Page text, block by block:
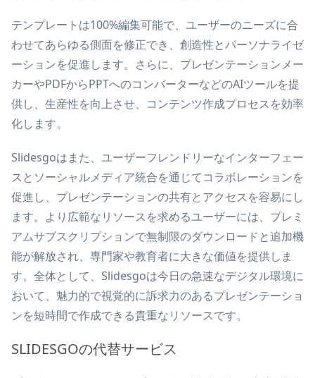
テンプレートは100%編集可能で、ユーザーのニーズに合
わせてあらゆる側面を修正でき、創造性とパーソナライゼ
ーションを促進します。さらに、プレゼンテーションメー
カーやPDFからPPTへのコンバーターなどのAIツールを提
供し、生産性を向上させ、コンテンツ作成プロセスを効率
化します。
Slidesgoはまた、ユーザーフレンドリーなインターフェー
スとソーシャルメディア統合を通じてコラボレーションを
促進し、プレゼンテーションの共有とアクセスを容易にし
ます。より広範なリソースを求めるユーザーには、プレミ
アムサブスクリプションで無制限のダウンロードと追加機
能が解放され、専門家や教育者に大きな価値を提供しま
す。全体として、Slidesgoは今日の急速なデジタル環境に
おいて、魅力的で視覚的に訴求力のあるプレゼンテーショ
ンを短時間で作成できる貴重なリソースです。
SLIDESGOの代替サービス